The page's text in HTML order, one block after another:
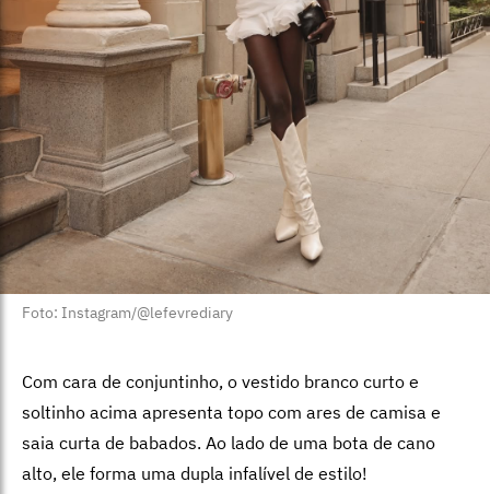
Foto: Instagram/@lefevrediary
Com cara de conjuntinho, o vestido branco curto e
soltinho acima apresenta topo com ares de camisa e
saia curta de babados. Ao lado de uma bota de cano
alto, ele forma uma dupla infalível de estilo!